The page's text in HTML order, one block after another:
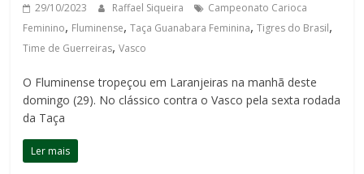
29/10/2023 Raffael Siqueira
Campeonato Carioca
Feminino, Fluminense,Taça Guanabara Feminina,Tigres do Brasil,
Time de Guerreiras,Vasco
O Fluminense tropeçou em Laranjeiras na manhã deste
domingo (29). No clássico contra o Vasco pela sexta rodada
da Taça
Ler mais